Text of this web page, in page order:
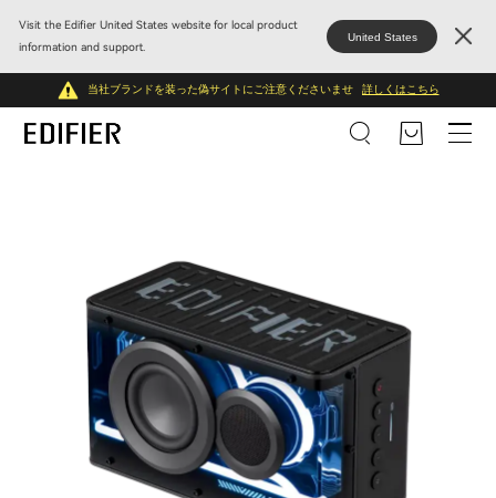
Visit the Edifier United States website for local product
information and support.
United States
当社ブランドを装った偽サイトにご注意くださいませ 詳しくはこちら